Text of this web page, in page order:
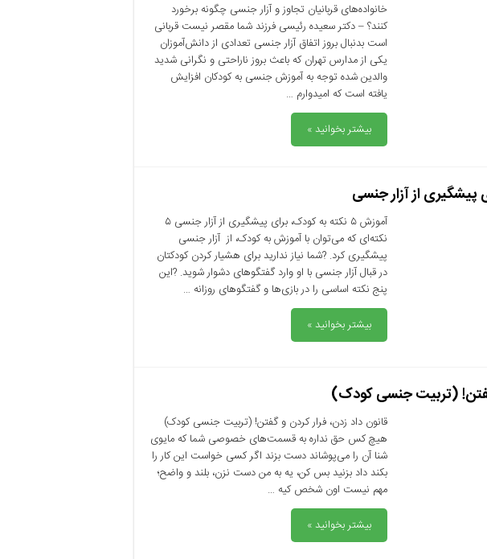
خانواده‌های قربانیان تجاوز و آزار جنسی چگونه برخورد
کنند؟ – دکتر سعیده رئیسی فرزند شما مقصر نیست قربانی
است بدنبال بروز اتفاق آزار جنسی تعدادی از دانش‌آموزان
یکی از مدارس تهران که باعث بروز ناراحتی و نگرانی شدید
والدین شده توجه به آموزش جنسی به کودکان افزایش
یافته است که امیدوارم …
بیشتر بخوانید »
آموزش ۵ نکته‌ به کودک،‌ برای پیشگیری از آزار جنسی ۵
نکته‌ای که می‌توان با آموزش به کودک،‌ از آزار جنسی
پیشگیری کرد. ?شما نیاز ندارید برای هشیار کردن کودکتان
در قبال آزار جنسی با او وارد گفتگوهای دشوار شوید. ?این
پنج نکته اساسی را در بازی‌ها و گفتگوهای روزانه …
بیشتر بخوانید »
گفتن! (تربیت جنسی کودک)
قانون داد زدن، فرار کردن و گفتن! (تربیت جنسی کودک)
هیچ کس حق نداره به قسمت‌های خصوصی شما که مایوی
شنا آن را می‌پوشاند دست بزند اگر کسی خواست این کار را
بکند داد بزنید بس کن، یه به من دست نزن، بلند و واضح؛
مهم نیست اون شخص کیه …
بیشتر بخوانید »